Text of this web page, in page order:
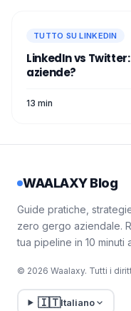
TUTTO SU LINKEDIN
LinkedIn vs
aziende?
13 min
WAALAXY Blog
Guide pratiche,
zero gergo aziendale.
tua pipeline in 10 minuti
© 2026 Waalaxy. Tutti i
🇮🇹Italiano